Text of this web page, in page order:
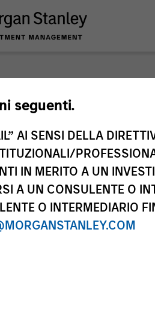
seguenti.
AI SENSI DELLA
IN MERITO A UN
A UN CONSULENTE O
O INTERMEDIARIO